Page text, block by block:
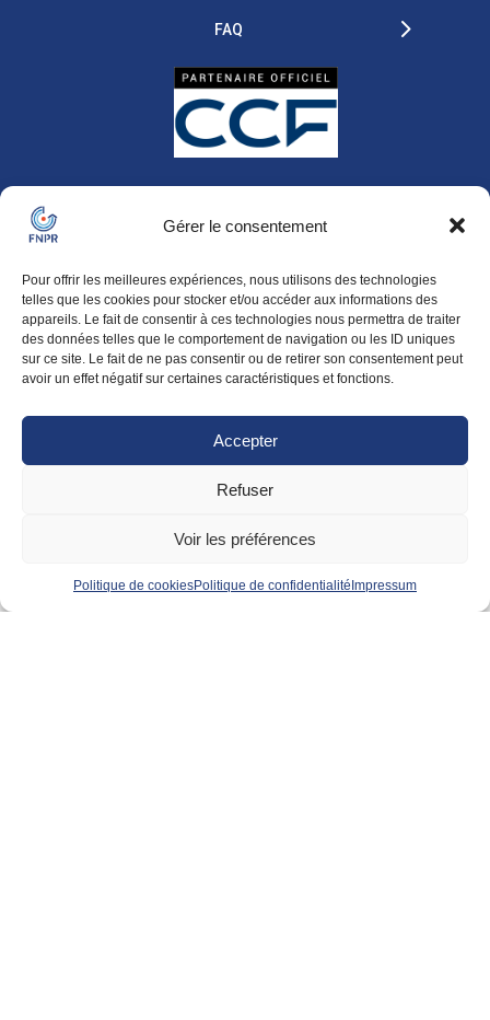
Gérer le consentement
Pour offrir les meilleures expériences, nous utilisons des technologies
telles que les cookies pour stocker et/ou accéder aux informations des
appareils. Le fait de consentir à ces technologies nous permettra de traiter
des données telles que le comportement de navigation ou les ID uniques
sur ce site. Le fait de ne pas consentir ou de retirer son consentement peut
avoir un effet négatif sur certaines caractéristiques et fonctions.
Accepter
Refuser
Voir les préférences
Politique de cookiesPolitique de confidentialité Impressum
FAQ
-
Politique de cookies (UE)
-
Mentions légales
-
2021 – 2026 ©